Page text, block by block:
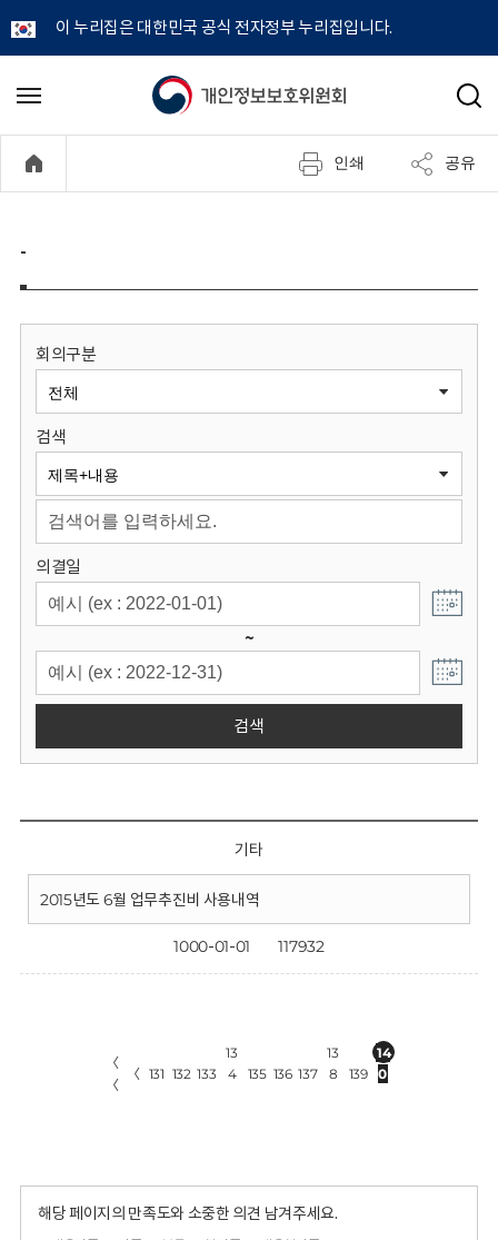
이 누리집은 대한민국 공식 전자정부 누리집입니다.
개
정
보
원
회
메
기
검
인쇄 공유
-
회의구분
검색
의결일
~
검색
기타
2015년도 6월 업무추진비 사용내역
1000-01-01 117932
〈
〈
〈 131 132 133
13
4
135 136 137
13
8
139
14
0
해당 페이지의 만족도와 소중한 의견 남겨주세요.